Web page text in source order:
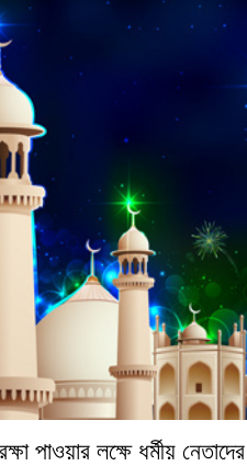
পাওয়ার লক্ষে ধর্মীয়